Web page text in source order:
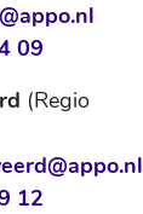
09
(Regio
12